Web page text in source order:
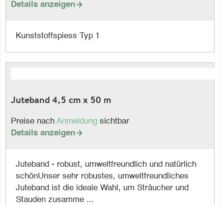
Details anzeigen
Kunststoffspiess Typ 1
Juteband 4,5 cm x 50 m
Preise nach Anmeldung sichtbar
Details anzeigen
Juteband - robust, umweltfreundlich und natürlich
schönUnser sehr robustes, umweltfreundliches
Juteband ist die ideale Wahl, um Sträucher und
Stauden zusamme ...